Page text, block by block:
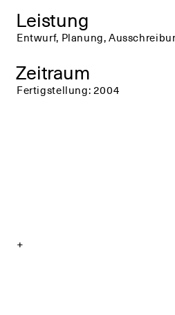
Leistung
Entwurf, Planung,
Zeitraum
Fertigstellung: 2004
+